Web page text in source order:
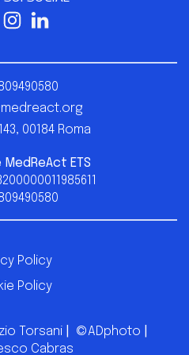
MedReAct ETS
00184 Roma
Torsani ©ADphoto
Cabras
Policy
Policy